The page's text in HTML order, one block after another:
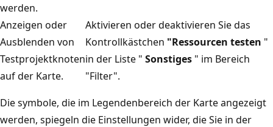
werden.
Anzeigen oder
Ausblenden von
Testprojektknoten
auf der Karte.
Aktivieren oder deaktivieren Sie das
Kontrollkästchen "Ressourcen testen "
in der Liste " Sonstiges " im Bereich
"Filter".
Die symbole, die im Legendenbereich der Karte angezeigt
werden, spiegeln die Einstellungen wider, die Sie in der